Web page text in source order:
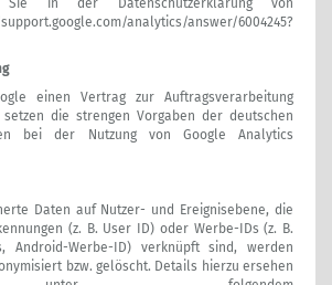
analytics/answer/6004245?
einen Vertrag zur Auftragsverarbeitung
die strengen Vorgaben der deutschen
bei der Nutzung von Google Analytics
Daten auf Nutzer- und Ereignisebene, die
(z. B. User ID) oder Werbe-IDs (z. B.
Android-Werbe-ID) verknüpft sind, werden
bzw. gelöscht. Details hierzu ersehen